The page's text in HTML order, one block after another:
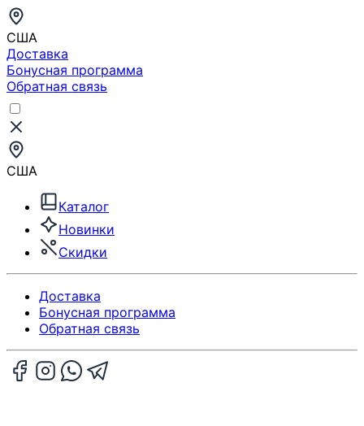
США
Доставка
Бонусная программа
Обратная связь
США
Каталог
Новинки
Скидки
Доставка
Бонусная программа
Обратная связь